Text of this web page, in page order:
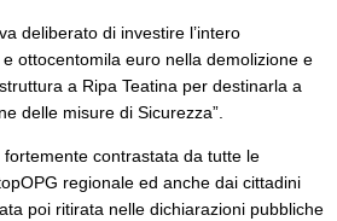
deliberato di investire l’intero
ottocentomila euro nella demolizione e
a Ripa Teatina per destinarla a
delle misure di Sicurezza”.
fortemente contrastata da tutte le
regionale ed anche dai cittadini
poi ritirata nelle dichiarazioni pubbliche